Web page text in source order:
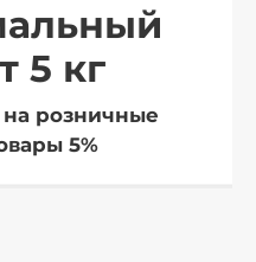
5 кг
розничные
5%